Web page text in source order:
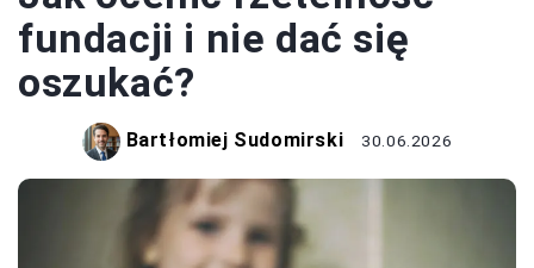
fundacji i nie dać się
oszukać?
Bartłomiej Sudomirski 30.06.2026